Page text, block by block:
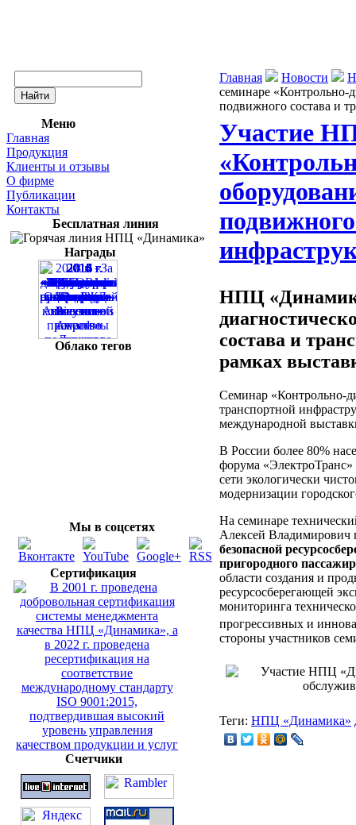
Меню
Главная
Продукция
Клиенты и отзывы
О фирме
Публикации
Контакты
Бесплатная линия
Награды
Облако тегов
Мы в соцсетях
Сертификация
Счетчики
Главная Новости
семинаре «Контрольно-
подвижного состава и
Участие
НПЦ
состава и
рамках
Семинар «Контрольно-
транспортной
международной
В России более 80%
форума «ЭлектроТранс»
сети экологически
модернизации
На семинаре
Алексей Владимирович
безопасной
пригородного
области создания и
ресурсосберегающей
мониторинга
прогрессивных и
стороны участников
Теги: НПЦ «Динамика»